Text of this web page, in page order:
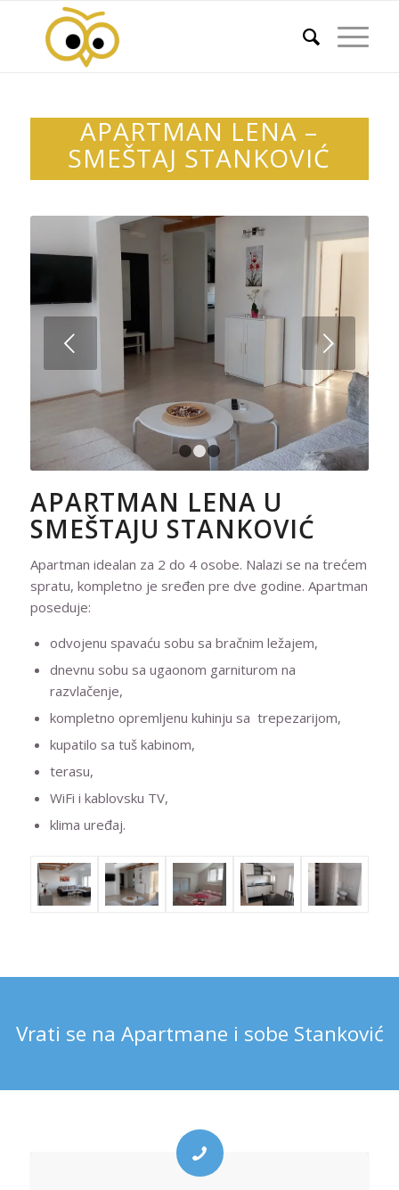
APARTMAN LENA –
SMEŠTAJ STANKOVIĆ
Next
1 2 3
APARTMAN LENA U
SMEŠTAJU STANKOVIĆ
Apartman idealan za 2 do 4 osobe. Nalazi se na trećem
spratu, kompletno je sređen pre dve godine. Apartman
poseduje:
odvojenu spavaću sobu sa bračnim ležajem,
dnevnu sobu sa ugaonom garniturom na
razvlačenje,
kompletno opremljenu kuhinju sa trepezarijom,
kupatilo sa tuš kabinom,
terasu,
WiFi i kablovsku TV,
klima uređaj.
Vrati se na Apartmane i sobe Stanković